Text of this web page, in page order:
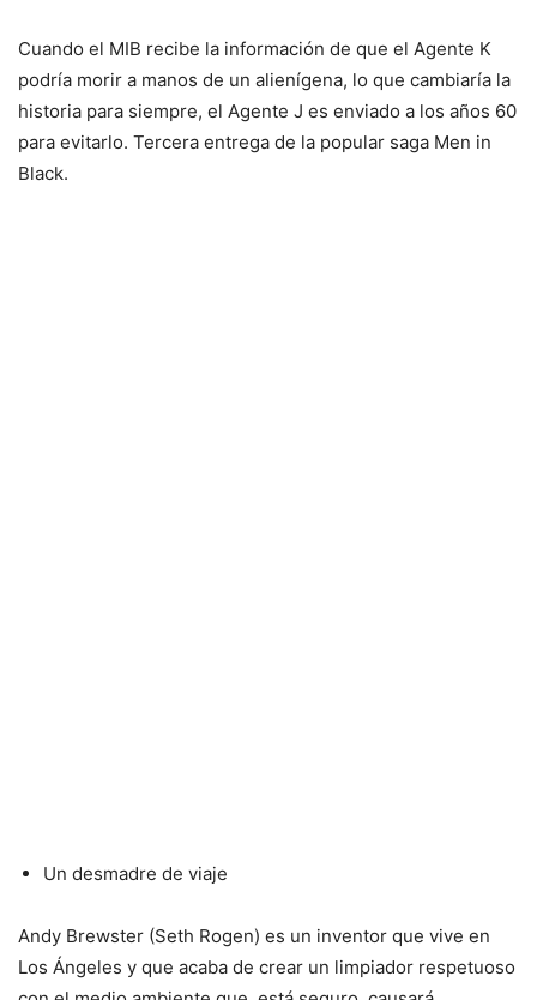
Cuando el MIB recibe la información de que el Agente K
podría morir a manos de un alienígena, lo que cambiaría la
historia para siempre, el Agente J es enviado a los años 60
para evitarlo. Tercera entrega de la popular saga Men in
Black.
Un desmadre de viaje
Andy Brewster (Seth Rogen) es un inventor que vive en
Los Ángeles y que acaba de crear un limpiador respetuoso